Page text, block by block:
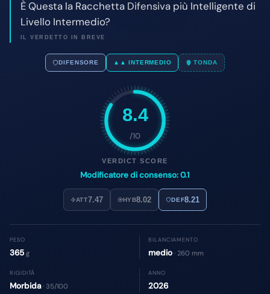
8.4
/10
VERDICT SCORE
Modificatore di consenso: 0.1
ATT7.47 HYB8.02 DEF8.21
PESO
365 g
BILANCIAMENTO
medio · 260 mm
RIGIDITÀ
Morbida· 35/100
ANNO
2026